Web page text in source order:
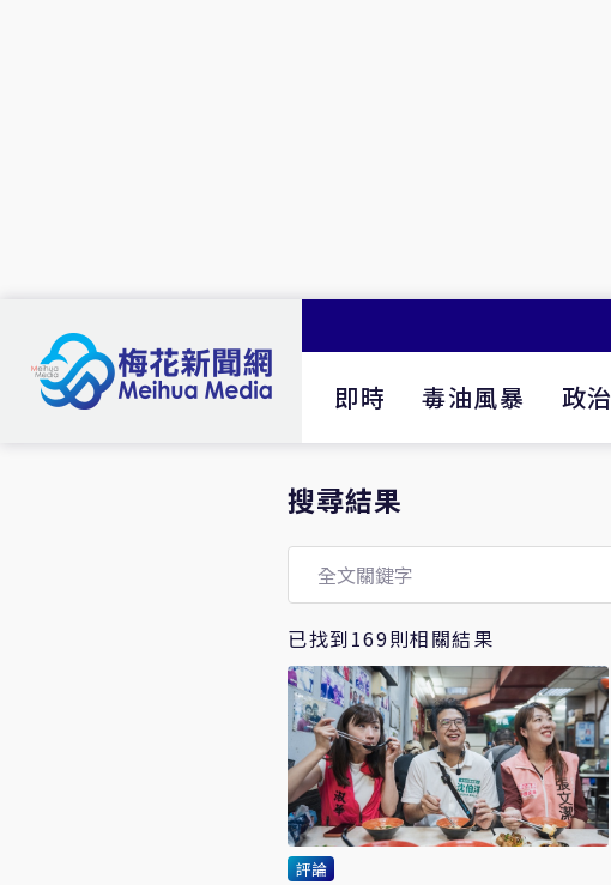
即時 毒油風暴 政治
搜尋結果
已找到169則相關結果
評論